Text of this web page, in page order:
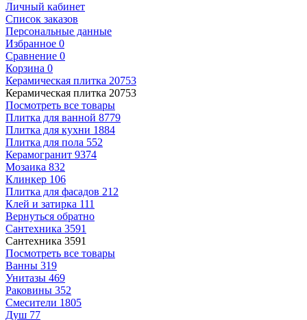
Личный кабинет
Список заказов
Персональные данные
Избранное 0
Сравнение 0
Корзина 0
Керамическая плитка 20753
Керамическая плитка 20753
Посмотреть все товары
Плитка для ванной 8779
Плитка для кухни 1884
Плитка для пола 552
Керамогранит 9374
Мозаика 832
Клинкер 106
Плитка для фасадов 212
Клей и затирка 111
Вернуться обратно
Сантехника 3591
Сантехника 3591
Посмотреть все товары
Ванны 319
Унитазы 469
Раковины 352
Смесители 1805
Душ 77